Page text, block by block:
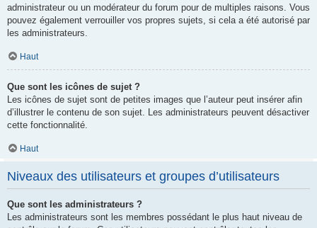
administrateur ou un modérateur du forum pour de multiples raisons. Vous
pouvez également verrouiller vos propres sujets, si cela a été autorisé par
les administrateurs.
Haut
Que sont les icônes de sujet ?
Les icônes de sujet sont de petites images que l’auteur peut insérer afin
d’illustrer le contenu de son sujet. Les administrateurs peuvent désactiver
cette fonctionnalité.
Haut
Niveaux des utilisateurs et groupes d’utilisateurs
Que sont les administrateurs ?
Les administrateurs sont les membres possédant le plus haut niveau de